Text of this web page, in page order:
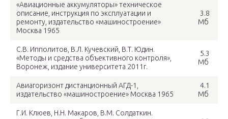
«Авиационные аккумуляторы» техническое
описание, инструкция по эксплуатации и
ремонту, издательство «машиностроение»
Москва 1965
3.8
Мб
С.В. Ипполитов, В.Л. Кучевский, В.Т. Юдин.
«Методы и средства объективного контроля»,
Воронеж, издание университета 2011г.
5.3
Мб
Авиагоризонт дистанционный АГД-1,
издательство «машиностроение» Москва 1965
4.1
Мб
Г.И. Клюев, Н.Н. Макаров, В.М. Солдаткин.